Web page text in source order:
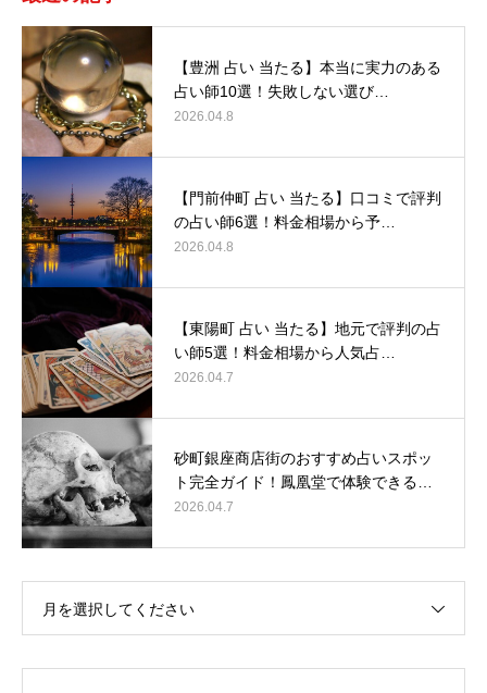
【豊洲 占い 当たる】本当に実力のある
占い師10選！失敗しない選び…
2026.04.8
【門前仲町 占い 当たる】口コミで評判
の占い師6選！料金相場から予…
2026.04.8
【東陽町 占い 当たる】地元で評判の占
い師5選！料金相場から人気占…
2026.04.7
砂町銀座商店街のおすすめ占いスポッ
ト完全ガイド！鳳凰堂で体験できる…
2026.04.7
月を選択してください